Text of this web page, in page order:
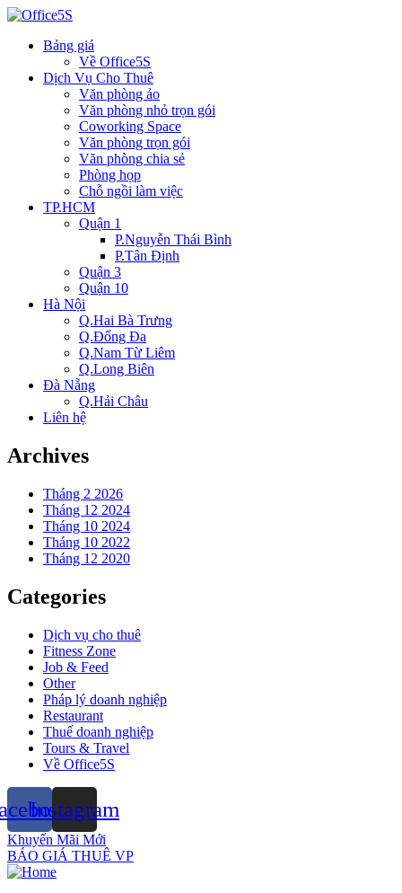
Bảng giá
Về Office5S
Dịch Vụ Cho Thuê
Văn phòng ảo
Văn phòng nhỏ trọn gói
Coworking Space
Văn phòng trọn gói
Văn phòng chia sẻ
Phòng họp
Chỗ ngồi làm việc
TP.HCM
Quận 1
P.Nguyễn Thái Bình
P.Tân Định
Quận 3
Quận 10
Hà Nội
Q.Hai Bà Trưng
Q.Đống Đa
Q.Nam Từ Liêm
Q.Long Biên
Đà Nẵng
Q.Hải Châu
Liên hệ
Archives
Tháng 2 2026
Tháng 12 2024
Tháng 10 2024
Tháng 10 2022
Tháng 12 2020
Categories
Dịch vụ cho thuê
Fitness Zone
Job & Feed
Other
Pháp lý doanh nghiệp
Restaurant
Thuế doanh nghiệp
Tours & Travel
Về Office5S
Instagram
Khuyến Mãi Mới
BÁO GIÁ THUÊ VP